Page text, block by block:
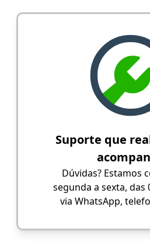
Suporte que
Dúvidas? Estamos
segunda a sexta, das
via WhatsApp,